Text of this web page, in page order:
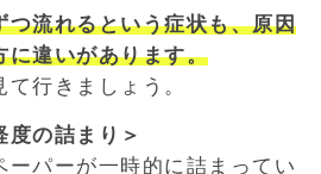
つ流れるという症状も、原因
に違いがあります。
行きましょう。
度の詰まり＞
ーパーが一時的に詰まってい